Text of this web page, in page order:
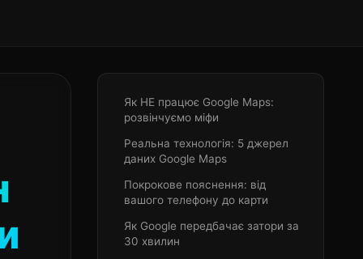
Як НЕ працює Google Maps:
розвінчуємо міфи
Реальна технологія: 5 джерел
даних Google Maps
Покрокове пояснення: від
вашого телефону до карти
Як Google передбачає затори за
30 хвилин